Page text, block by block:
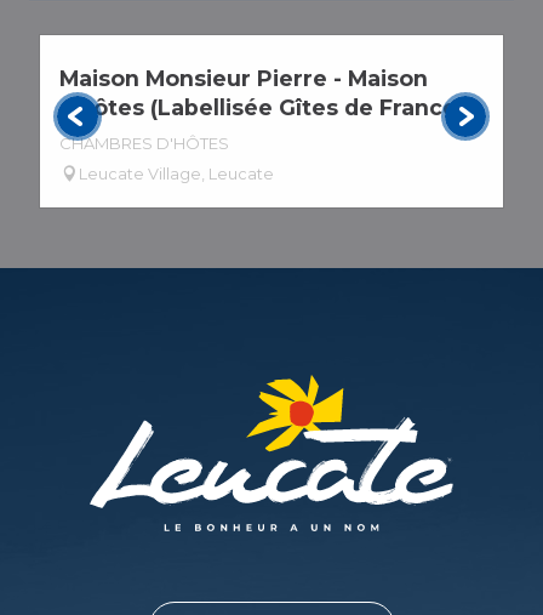
ACTIVITÉS
AGENDA
Maison Monsieur Pierre - Maison
d'hôtes (Labellisée Gîtes de France)
CHAMBRES D'HÔTES
Leucate Village, Leucate